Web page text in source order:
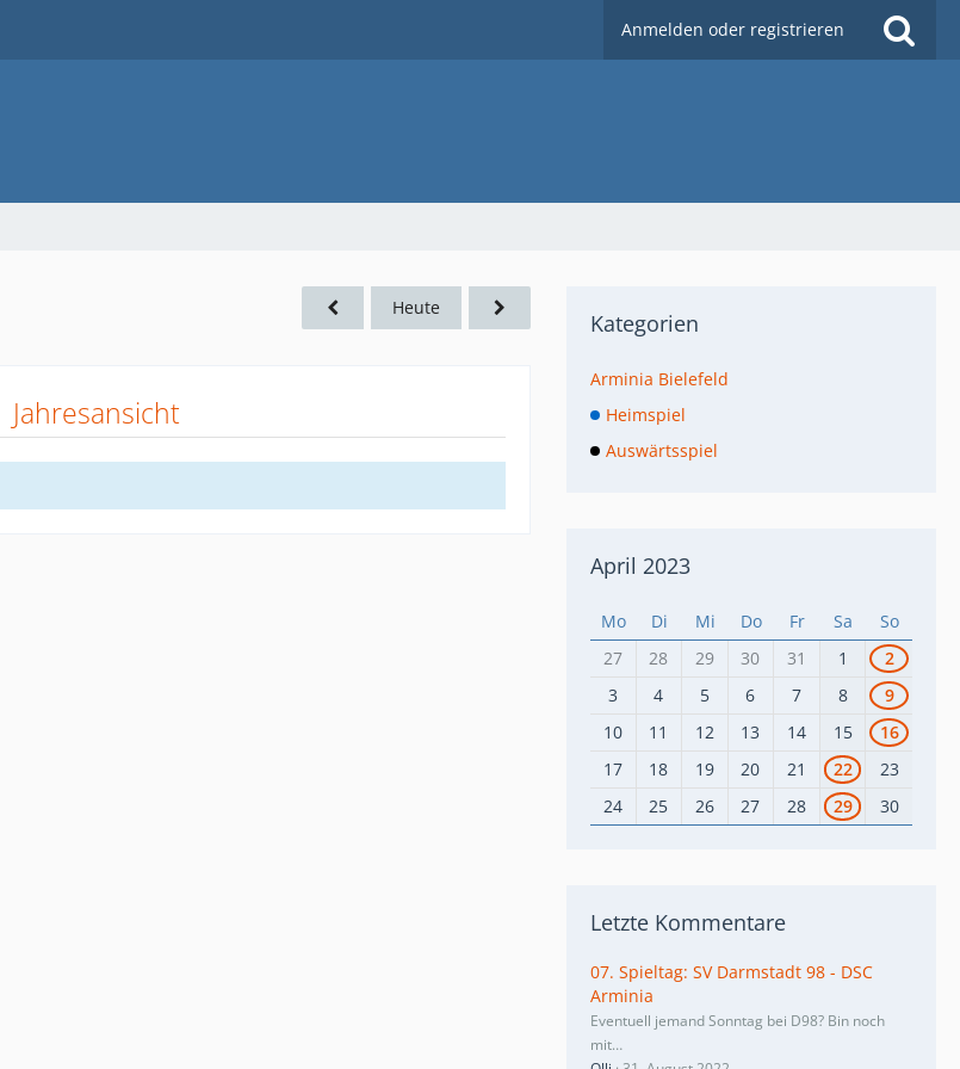
Anmelden oder registrieren
Heute
Jahresansicht
Kategorien
Arminia Bielefeld
Heimspiel
Auswärtsspiel
April 2023
Mo Di Mi Do Fr Sa
So
27
28 29 30 31 1
2
3
4 5 6 7 8
9
10
11 12 13 14 15
16
17
18 19 20 21 22
23
24
25 26 27 28 29 30
Letzte Kommentare
07. Spieltag: SV Darmstadt 98 - DSC
Arminia
Eventuell jemand Sonntag bei D98? Bin noch
mit…